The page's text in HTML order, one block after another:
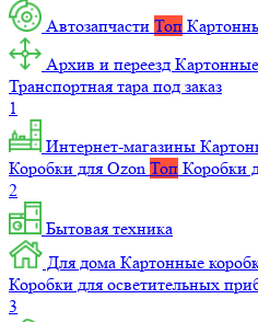
Автозапчасти Топ
Архив и переезд
Транспортная тара под заказ
1
Интернет-магазины
Коробки для Ozon Топ Коробки
2
Бытовая техника
Для дома Картонные
Коробки для осветительных
3